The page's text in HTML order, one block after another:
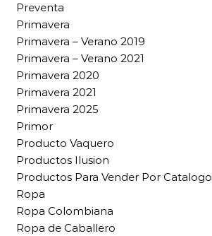
Preventa
Primavera
Primavera – Verano 2019
Primavera – Verano 2021
Primavera 2020
Primavera 2021
Primavera 2025
Primor
Producto Vaquero
Productos Ilusion
Productos Para Vender Por Catalogo
Ropa
Ropa Colombiana
Ropa de Caballero